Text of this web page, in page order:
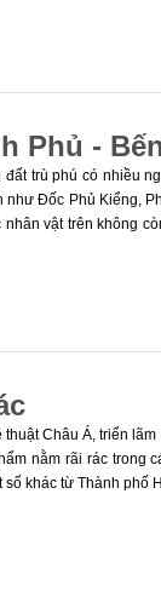
Phủ -
trù phú có nhiều
Đốc Phủ Kiểng,
vật trên không
Châu Á, triển
nằm rãi rác trong
khác từ Thành phố